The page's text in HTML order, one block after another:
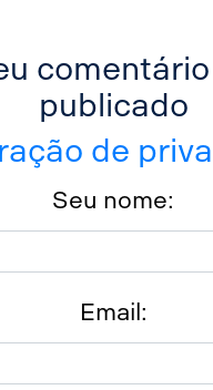
publicado
de
Seu nome:
Email: